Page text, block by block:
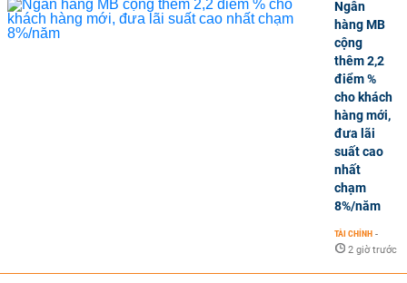
Ngân
hàng MB
cộng
thêm 2,2
điểm %
cho khách
hàng mới,
đưa lãi
suất cao
nhất
chạm
8%/năm
TÀI CHÍNH -
2 giờ trước